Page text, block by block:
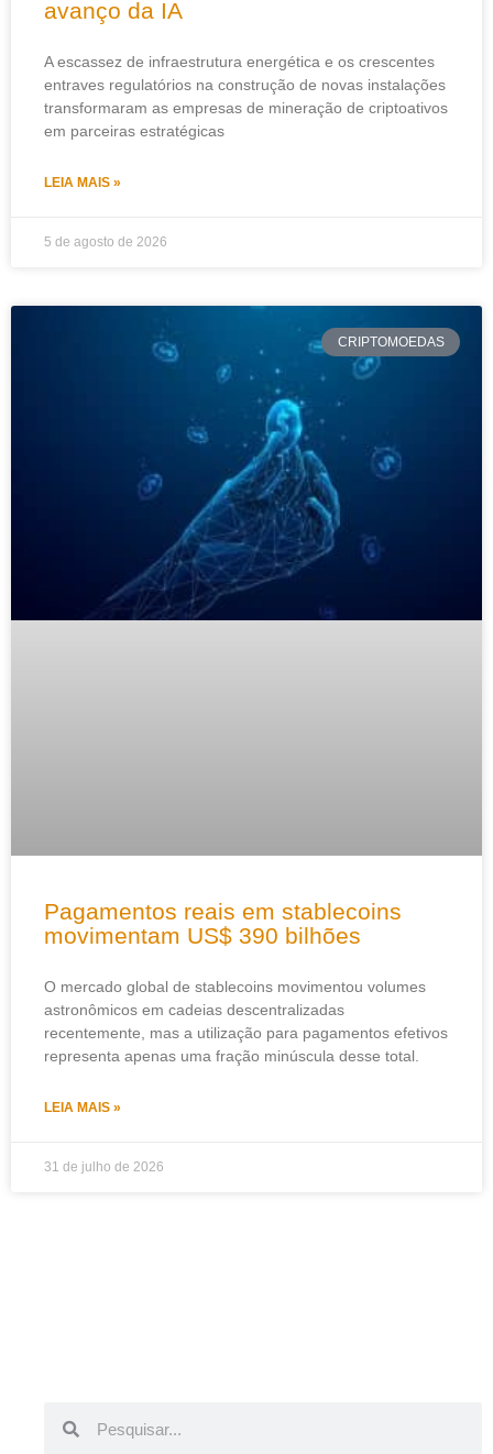
avanço da IA
A escassez de infraestrutura energética e os crescentes
entraves regulatórios na construção de novas instalações
transformaram as empresas de mineração de criptoativos
em parceiras estratégicas
LEIA MAIS »
5 de agosto de 2026
CRIPTOMOEDAS
Pagamentos reais em stablecoins
movimentam US$ 390 bilhões
O mercado global de stablecoins movimentou volumes
astronômicos em cadeias descentralizadas
recentemente, mas a utilização para pagamentos efetivos
representa apenas uma fração minúscula desse total.
LEIA MAIS »
31 de julho de 2026